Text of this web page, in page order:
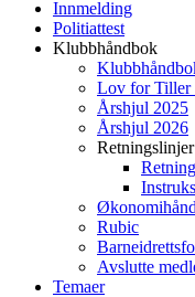
Innmelding
Politiattest
Klubbhåndbok
Lov for Tiller
Årshjul 2025
Årshjul 2026
Rubic
Avslutte
Temaer